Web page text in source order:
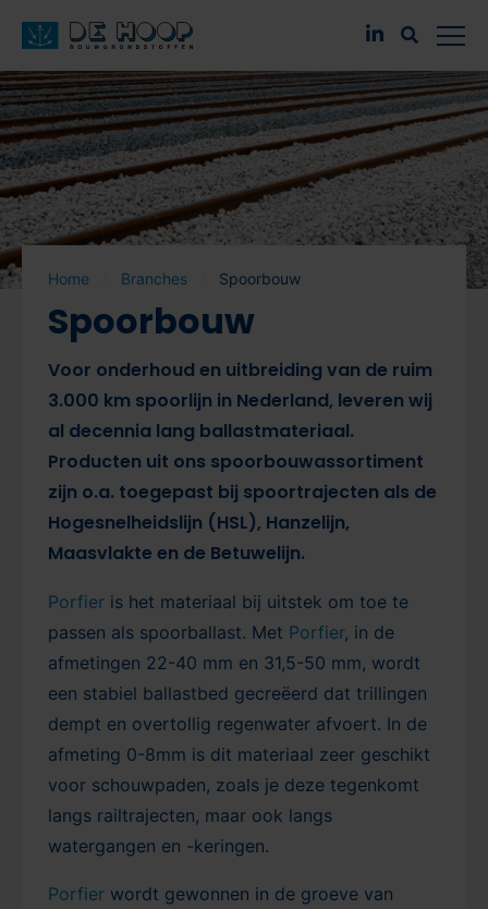
Home Branches Spoorbouw
Spoorbouw
Voor onderhoud en uitbreiding van de ruim
3.000 km spoorlijn in Nederland, leveren wij
al decennia lang ballastmateriaal.
Producten uit ons spoorbouwassortiment
zijn o.a. toegepast bij spoortrajecten als de
Hogesnelheidslijn (HSL), Hanzelijn,
Maasvlakte en de Betuwelijn.
Porfier is het materiaal bij uitstek om toe te
passen als spoorballast. Met Porfier, in de
afmetingen 22-40 mm en 31,5-50 mm, wordt
een stabiel ballastbed gecreëerd dat trillingen
dempt en overtollig regenwater afvoert. In de
afmeting 0-8mm is dit materiaal zeer geschikt
voor schouwpaden, zoals je deze tegenkomt
langs railtrajecten, maar ook langs
watergangen en -keringen.
Porfier wordt gewonnen in de groeve van